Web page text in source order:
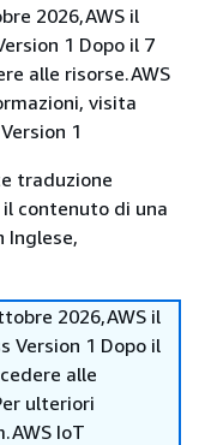
2026,AWS il
1 Dopo il 7
alle risorse.AWS
visita
1
traduzione
contenuto di una
Inglese,
2026,AWS il
Version 1 Dopo il
alle
ulteriori
IoT